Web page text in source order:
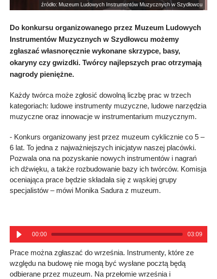
źródło: Muzeum Ludowych Instrumentów Muzycznych w Szydłowcu
Do konkursu organizowanego przez Muzeum Ludowych
Instrumentów Muzycznych w Szydłowcu możemy
zgłaszać własnoręcznie wykonane skrzypce, basy,
okaryny czy gwizdki. Twórcy najlepszych prac otrzymają
nagrody pieniężne.
Każdy twórca może zgłosić dowolną liczbę prac w trzech
kategoriach: ludowe instrumenty muzyczne, ludowe narzędzia
muzyczne oraz innowacje w instrumentarium muzycznym.
- Konkurs organizowany jest przez muzeum cyklicznie co 5 –
6 lat. To jedna z najważniejszych inicjatyw naszej placówki.
Pozwala ona na pozyskanie nowych instrumentów i nagrań
ich dźwięku, a także rozbudowanie bazy ich twórców. Komisja
oceniająca prace będzie składała się z wąskiej grupy
specjalistów – mówi Monika Sadura z muzeum.
00:00 03:09
Prace można zgłaszać do września. Instrumenty, które ze
względu na budowę nie mogą być wysłane pocztą będą
odbierane przez muzeum. Na przełomie września i